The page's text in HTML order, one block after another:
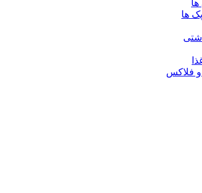
ها
فلاکس